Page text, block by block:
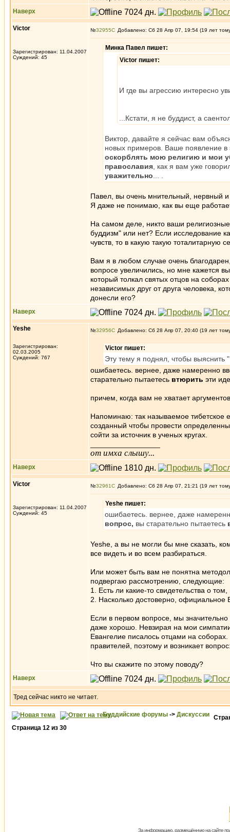
Наверх
Victor
Зарегистрирован: 11.04.2007
Суждений: 45
№32955 Добавлено: Сб 28 Апр 07, 19:54 (19 лет
Минка Павел пишет:
Victor пишет:
И где вы агрессию интересно
...Кстати, я не буддист, а
Виктор, давайте я сейчас вам
новых примеров. Ваше появление в
оскорблять мою религию и мои
православия , как я вам уже
уважительно
Павел, вы очень мнительный, нервный
Я даже не понимаю, как вы еще
На самом деле, никто ваши
буддизм" или нет? Если исследование
чувств, то в какую такую тоталитарную
Вам я в любом случае очень
вопросе увеличились, но мне кажется
который толкал святых отцов на
независимых друг от друга человека,
донесли его?
Наверх
Yeshe
Зарегистрирован:
02.03.2005
Суждений: 767
№32956 Добавлено: Сб 28 Апр 07, 20:40 (19 лет
Victor пишет:
Эту тему я поднял, чтобы выяснить
ошибаетесь. вернее, даже намеренно
старательно пытаетесь втюрить эти
причем, когда вам не хватает
Напоминаю: так называемое тибетское
созданный чтобы провести
сойти за источник в ученых кругах.
от имха слышу...
Наверх
Victor
Зарегистрирован: 11.04.2007
Суждений: 45
№32961 Добавлено: Сб 28 Апр 07, 21:21 (19 лет
Yeshe пишет:
ошибаетесь. вернее, даже
вопрос, вы старательно пытаетесь
Yeshe, а вы не могли бы мне сказать,
все видеть и во всем разбираться.
Или может быть вам не понятна
подвергаю рассмотрению, следующие:
1. Есть ли какие-то свидетельства о
2. Насколько достоверно, официальное
Если в первом вопросе, мы
даже хорошо. Невзирая на мои
Евангелие писалось отцами на
правителей, поэтому и возникает
Что вы скажите по этому поводу?
Наверх
Тред сейчас никто не читает.
Буддийские форумы -> Дискуссии
Страница 12 из 30
За информацию, размещённую на сайте